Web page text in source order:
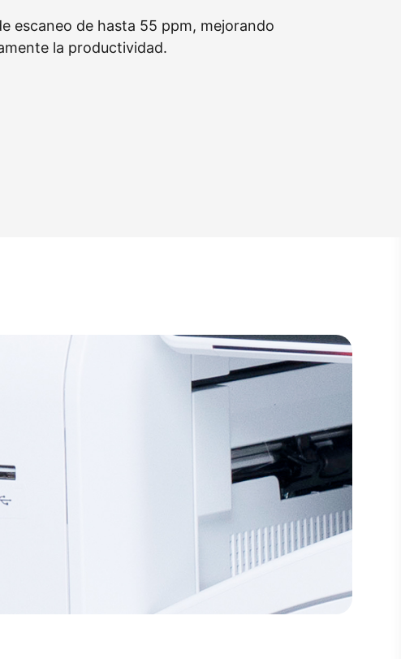
escaneo de hasta 55 ppm, mejorando
la productividad.